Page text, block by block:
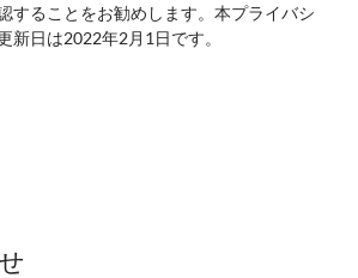
することをお勧めします。本プライバシ
新日は2022年2月1日です。